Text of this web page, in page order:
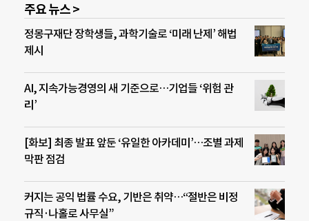
주요 뉴스 >
정몽구재단 장학생들, 과학기술로 ‘미래 난제’ 해법
제시
AI, 지속가능경영의 새 기준으로…기업들 ‘위험 관
리’
[화보] 최종 발표 앞둔 ‘유일한 아카데미’…조별 과제
막판 점검
커지는 공익 법률 수요, 기반은 취약…“절반은 비정
규직·나홀로 사무실”